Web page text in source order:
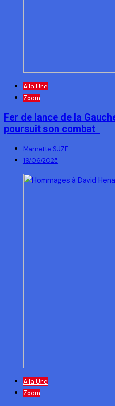
A la Une
Zoom
Fer de lance de la
poursuit son combat
Marnette SUZE
19/06/2025
A la Une
Zoom